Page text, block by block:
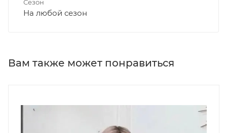
Сезон
На любой сезон
Вам также может понравиться